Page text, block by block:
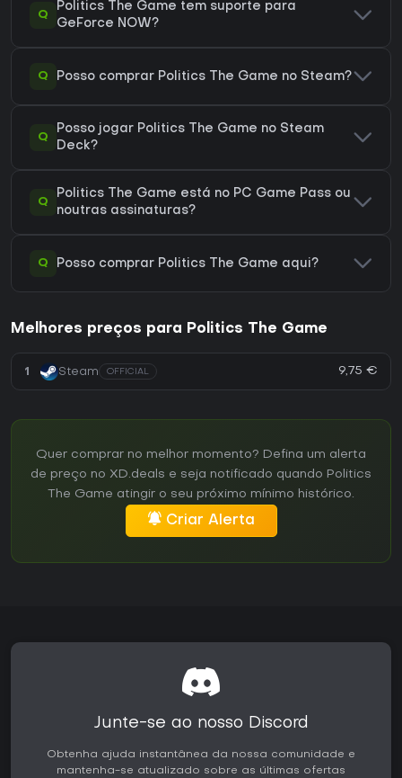
Q
Politics The Game tem suporte para
GeForce NOW?
Q Posso comprar Politics The Game no Steam?
Q
Posso jogar Politics The Game no Steam
Deck?
Q
Politics The Game está no PC Game Pass ou
noutras assinaturas?
Q Posso comprar Politics The Game aqui?
Melhores preços para Politics The Game
1 Steam OFFICIAL 9,75 €
Quer comprar no melhor momento? Defina um alerta
de preço no XD.deals e seja notificado quando Politics
The Game atingir o seu próximo mínimo histórico.
Criar Alerta
Junte-se ao nosso Discord
Obtenha ajuda instantânea da nossa comunidade e
mantenha-se atualizado sobre as últimas ofertas